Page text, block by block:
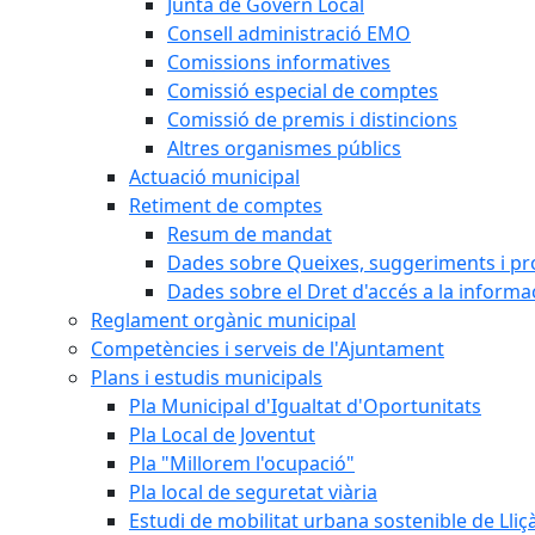
Consell administració EMO
Comissions informatives
Comissió especial de comptes
Comissió de premis i distincions
Altres organismes públics
Actuació municipal
Retiment de comptes
Resum de mandat
Dades sobre Queixes, suggeriments i
Dades sobre el Dret d'accés a la
Reglament orgànic municipal
Competències i serveis de l'Ajuntament
Plans i estudis municipals
Pla Municipal d'Igualtat d'Oportunitats
Pla Local de Joventut
Pla "Millorem l'ocupació"
Pla local de seguretat viària
Estudi de mobilitat urbana sostenible de